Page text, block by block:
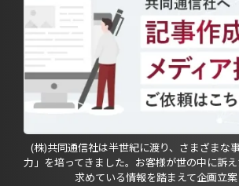
(株)共同通信社は半世紀に渡り、さまざまな
力」を培ってきました。お客様が世の中に訴
求めている情報を踏まえて企画立案